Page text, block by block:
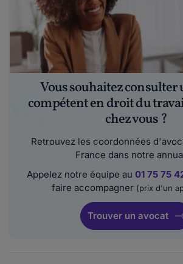
Vous souhaitez consulter
compétent en droit du
chez vous ?
Retrouvez les coordonnées
France dans notre
Appelez notre équipe au 01 75 75
faire accompagner (prix d'un
Trouver un avocat